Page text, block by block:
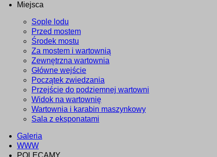
Miejsca
Sople lodu
Przed mostem
Środek mostu
Za mostem i wartownią
Zewnętrzna wartownia
Główne wejście
Początek zwiedzania
Przejście do podziemnej wartowni
Widok na wartownię
Wartownia i karabin maszynkowy
Sala z eksponatami
Galeria
WWW